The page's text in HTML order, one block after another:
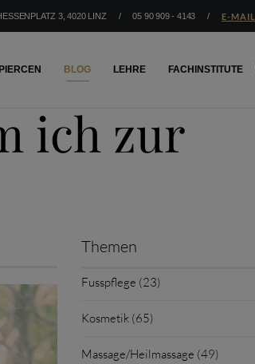
3, 4020 LINZ / 05 90 909 - 4143 / E-MAIL
BLOG LEHRE FACHINSTITUTE
ich zur
Themen
Fusspflege (23)
Kosmetik (65)
Massage/Heilmassage (49)